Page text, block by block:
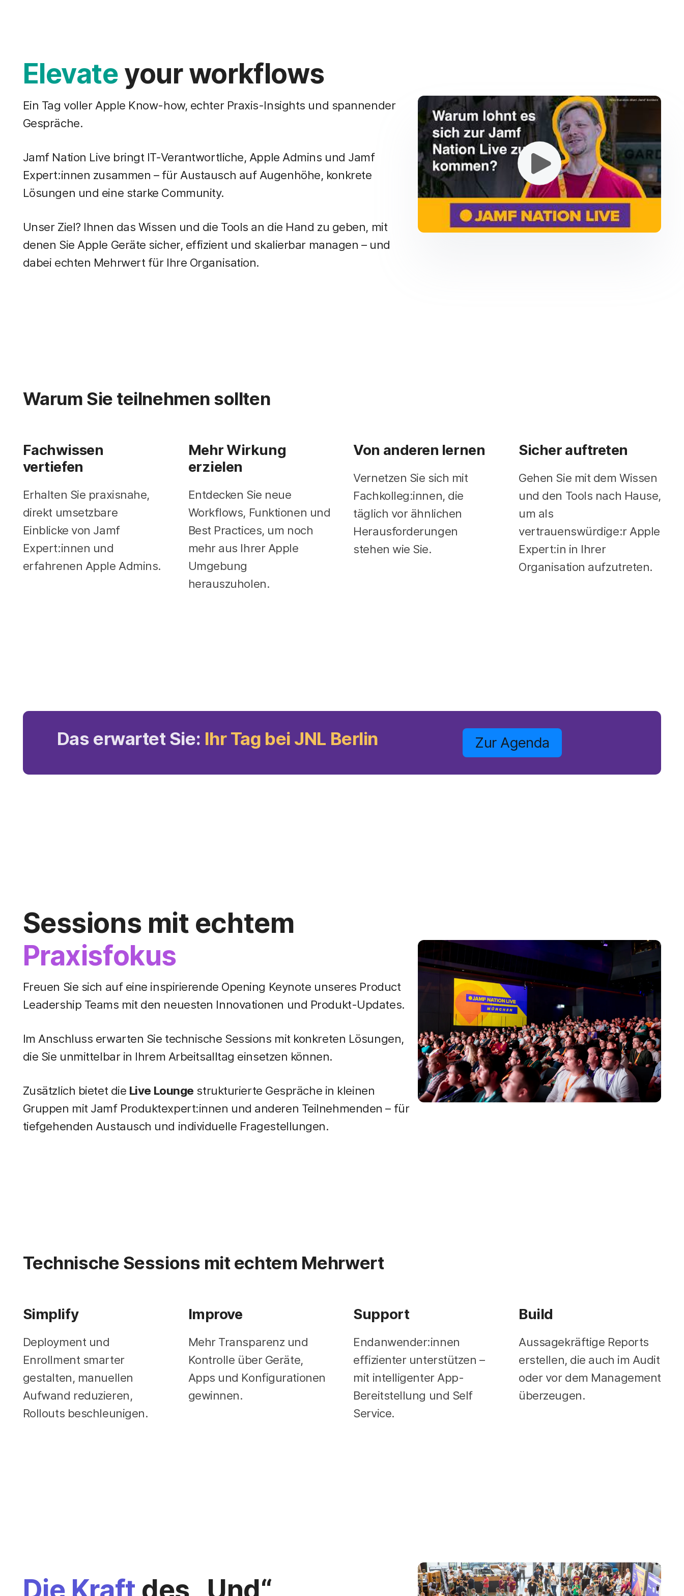
n
h
t
e
n
Elevate your workflows
Ein Tag voller Apple Know-how, echter Praxis-Insights und spannender
Gespräche.
Jamf Nation Live bringt IT-Verantwortliche, Apple Admins und Jamf
Expert:innen zusammen – für Austausch auf Augenhöhe, konkrete
Lösungen und eine starke Community.
Unser Ziel? Ihnen das Wissen und die Tools an die Hand zu geben, mit
denen Sie Apple Geräte sicher, effizient und skalierbar managen – und
dabei echten Mehrwert für Ihre Organisation.
Warum Sie teilnehmen sollten
Fachwissen
vertiefen
Erhalten Sie praxisnahe,
direkt umsetzbare
Einblicke von Jamf
Expert:innen und
erfahrenen Apple Admins.
Mehr Wirkung
erzielen
Entdecken Sie neue
Workflows, Funktionen und
Best Practices, um noch
mehr aus Ihrer Apple
Umgebung
herauszuholen.
Von anderen lernen
Vernetzen Sie sich mit
Fachkolleg:innen, die
täglich vor ähnlichen
Herausforderungen
stehen wie Sie.
Sicher auftreten
Gehen Sie mit dem Wissen
und den Tools nach Hause,
um als
vertrauenswürdige:r Apple
Expert:in in Ihrer
Organisation aufzutreten.
Das erwartet Sie: Ihr Tag bei JNL Berlin Zur Agenda
Sessions mit echtem
Praxisfokus
Freuen Sie sich auf eine inspirierende Opening Keynote unseres Product
Leadership Teams mit den neuesten Innovationen und Produkt-Updates.
Im Anschluss erwarten Sie technische Sessions mit konkreten Lösungen,
die Sie unmittelbar in Ihrem Arbeitsalltag einsetzen können.
Zusätzlich bietet die Live Lounge strukturierte Gespräche in kleinen
Gruppen mit Jamf Produktexpert:innen und anderen Teilnehmenden – für
tiefgehenden Austausch und individuelle Fragestellungen.
Technische Sessions mit echtem Mehrwert
Simplify
Deployment und
Enrollment smarter
gestalten, manuellen
Aufwand reduzieren,
Rollouts beschleunigen.
Improve
Mehr Transparenz und
Kontrolle über Geräte,
Apps und Konfigurationen
gewinnen.
Support
Endanwender:innen
effizienter unterstützen –
mit intelligenter App-
Bereitstellung und Self
Service.
Build
Aussagekräftige Reports
erstellen, die auch im Audit
oder vor dem Management
überzeugen.